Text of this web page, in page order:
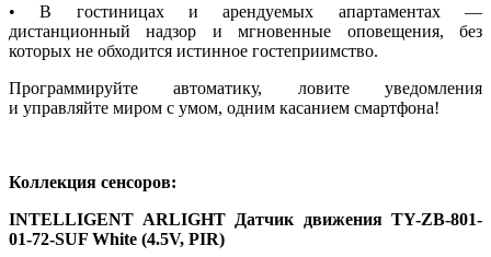
• В гостиницах и арендуемых апартаментах —
дистанционный надзор и мгновенные оповещения, без
которых не обходится истинное гостеприимство.
Программируйте автоматику, ловите уведомления
и управляйте миром с умом, одним касанием смартфона!
Коллекция сенсоров:
INTELLIGENT ARLIGHT Датчик движения TY-ZB-801-
01-72-SUF White (4.5V, PIR)